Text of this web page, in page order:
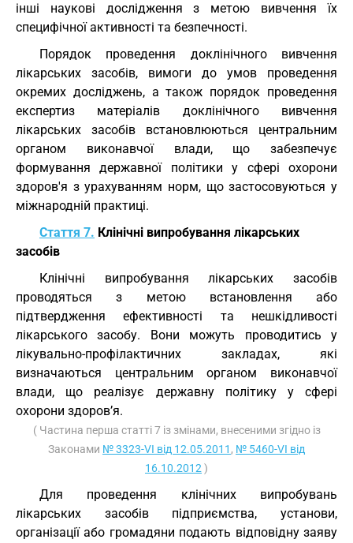
інші наукові дослідження з метою вивчення їх
специфічної активності та безпечності.
Порядок проведення доклінічного вивчення
лікарських засобів, вимоги до умов проведення
окремих досліджень, а також порядок проведення
експертиз матеріалів доклінічного вивчення
лікарських засобів встановлюються центральним
органом виконавчої влади, що забезпечує
формування державної політики у сфері охорони
здоров'я з урахуванням норм, що застосовуються у
міжнародній практиці.
Стаття 7. Клінічні випробування лікарських
засобів
Клінічні випробування лікарських засобів
проводяться з метою встановлення або
підтвердження ефективності та нешкідливості
лікарського засобу. Вони можуть проводитись у
лікувально-профілактичних закладах, які
визначаються центральним органом виконавчої
влади, що реалізує державну політику у сфері
охорони здоров’я.
( Частина перша статті 7 із змінами, внесеними згідно із
Законами № 3323-VI від 12.05.2011 , № 5460-VI від
16.10.2012 )
Для проведення клінічних випробувань
лікарських засобів підприємства, установи,
організації або громадяни подають відповідну заяву